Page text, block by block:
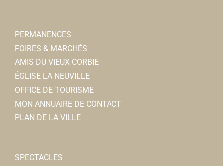
PERMANENCES
FOIRES & MARCHÉS
AMIS DU VIEUX CORBIE
ÉGLISE LA NEUVILLE
OFFICE DE TOURISME
MON ANNUAIRE DE CONTACT
PLAN DE LA VILLE
SPECTACLES